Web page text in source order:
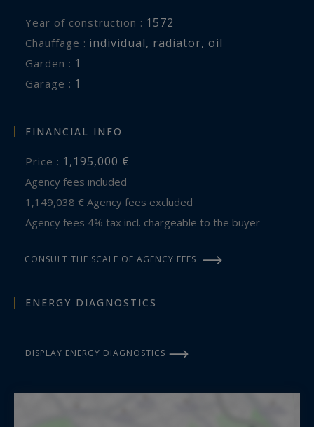
Year of construction : 1572
Chauffage : individual, radiator, oil
garden : 1
garage : 1
FINANCIAL INFO
Price : 1,195,000 €
Agency fees included
1,149,038 € Agency fees excluded
Agency fees 4% tax incl. chargeable to the buyer
CONSULT THE SCALE OF AGENCY FEES
ENERGY DIAGNOSTICS
DISPLAY ENERGY DIAGNOSTICS